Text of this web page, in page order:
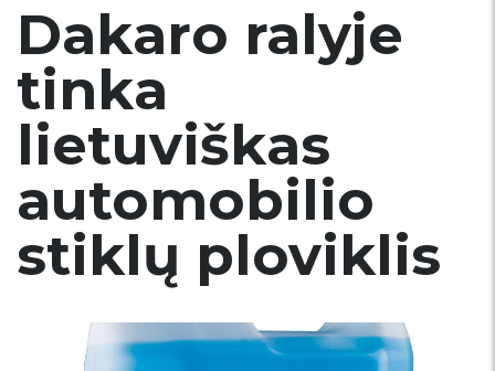
Dakaro ralyje
tinka
lietuviškas
automobilio
stiklų ploviklis